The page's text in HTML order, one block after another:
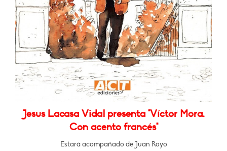
Jesus Lacasa Vidal presenta "Víctor Mora.
Con acento francés"
Estará acompañado de Juan Royo